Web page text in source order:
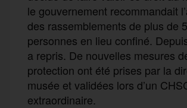
le gouvernement recommandait
des rassemblements de plus de
personnes en lieu confiné.
a repris. De nouvelles mesures
protection ont été prises par la
musée et validées lors d’un
extraordinaire.